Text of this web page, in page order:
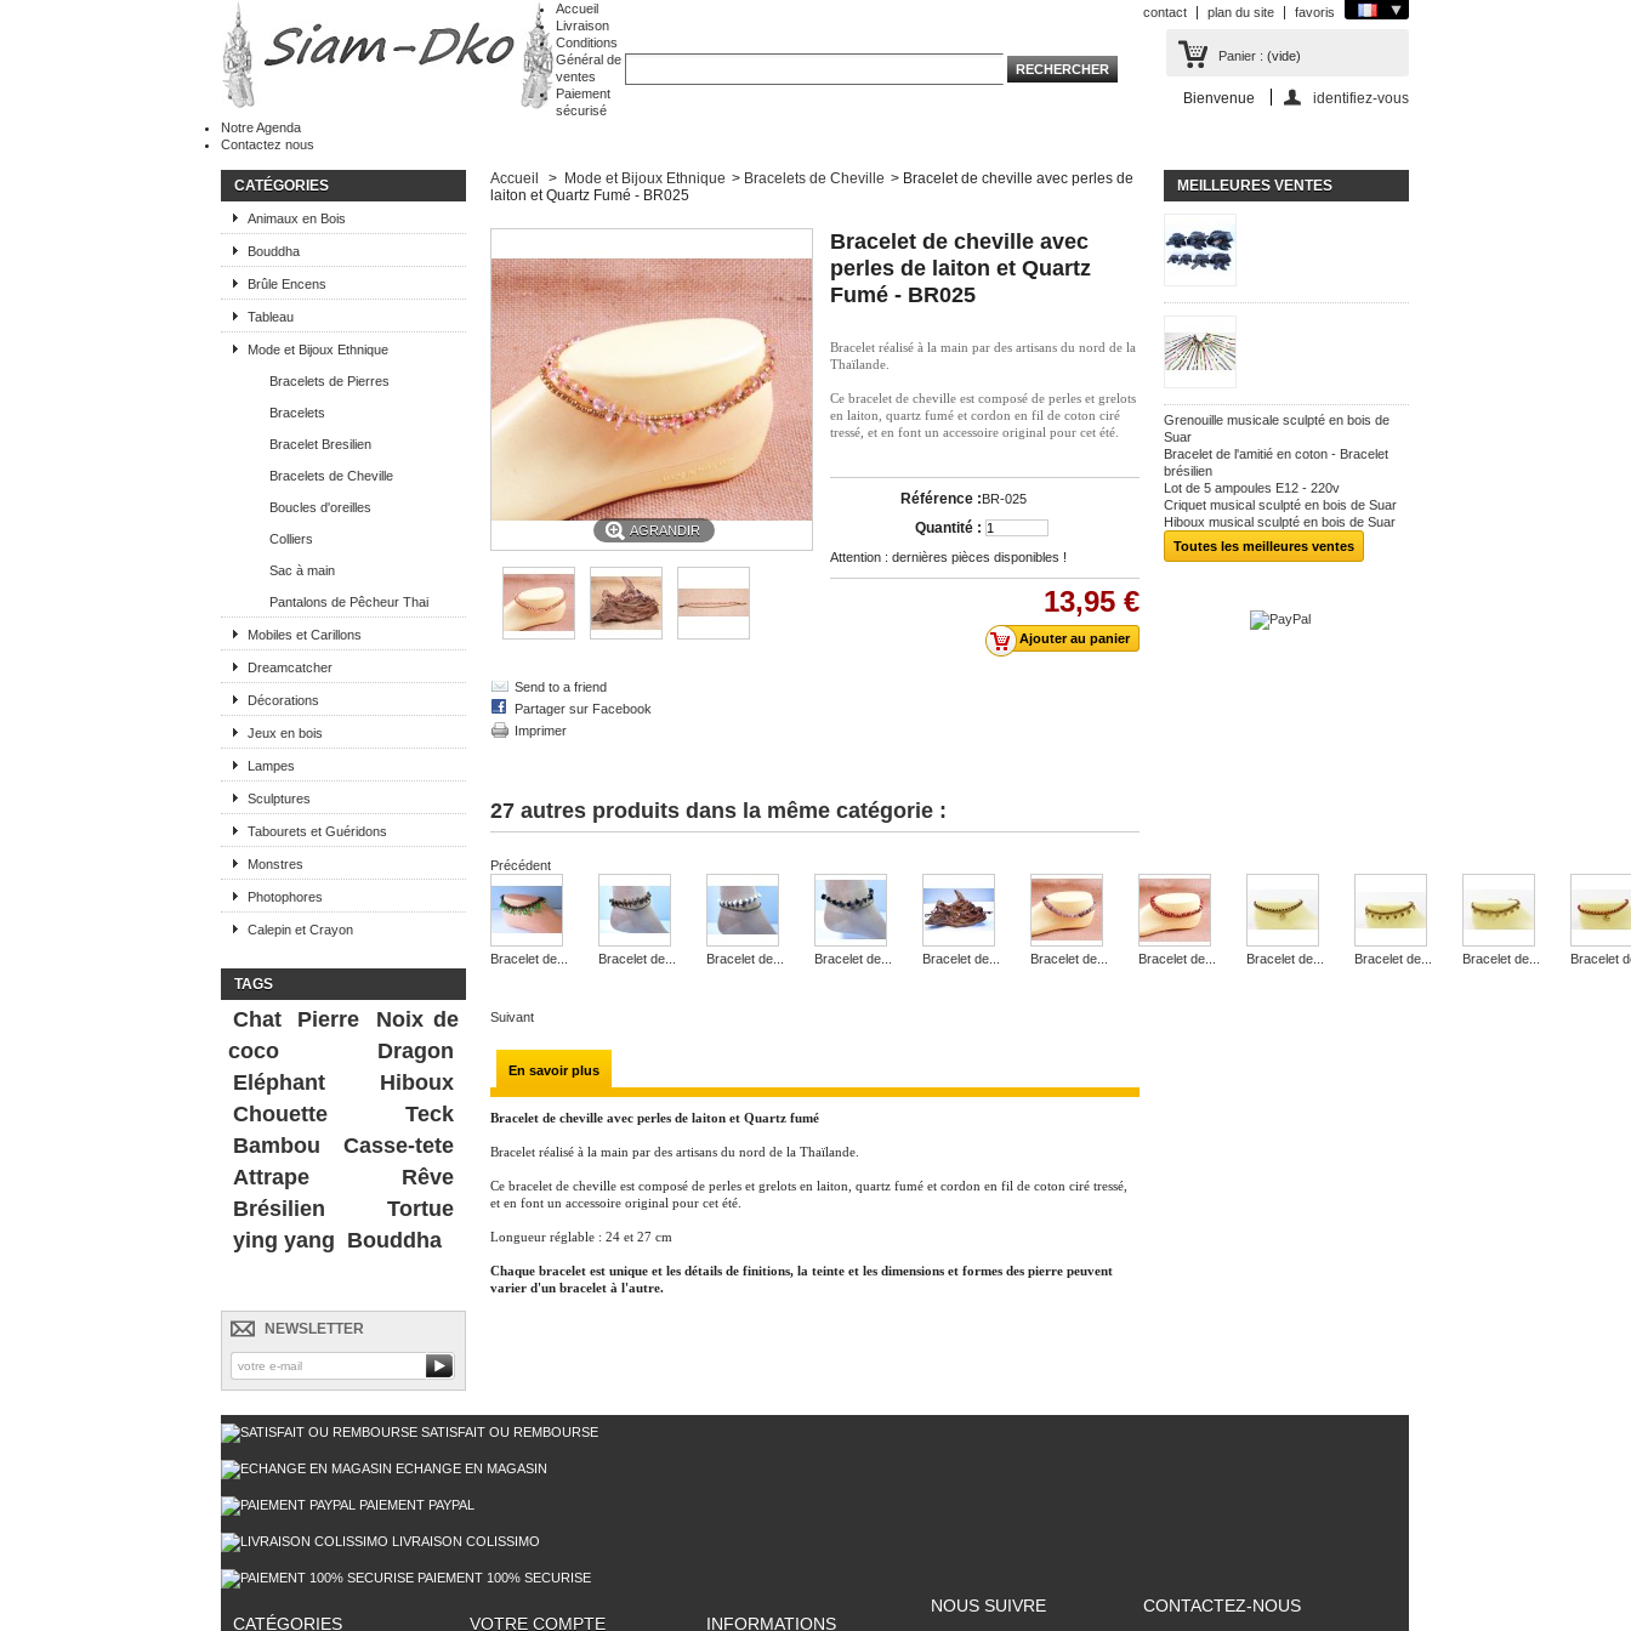
contact plan du site favoris
Panier : (vide)
Bienvenue identifiez-vous
Accueil
Livraison
Conditions
Général de
ventes
Paiement
sécurisé
Notre Agenda
Contactez nous
CATÉGORIES
Animaux en Bois
Bouddha
Brûle Encens
Tableau
Mode et Bijoux Ethnique
Bracelets de Pierres
Bracelets
Bracelet Bresilien
Bracelets de Cheville
Boucles d'oreilles
Colliers
Sac à main
Pantalons de Pêcheur Thai
Mobiles et Carillons
Dreamcatcher
Décorations
Jeux en bois
Lampes
Sculptures
Tabourets et Guéridons
Monstres
Photophores
Calepin et Crayon
TAGS
Chat Pierre
Noix de
coco
Dragon
Eléphant
Hiboux
Chouette
Teck
Bambou
Casse-tete
Attrape Rêve
Brésilien
Tortue
ying yang Bouddha
NEWSLETTER
Accueil > Mode et Bijoux Ethnique > Bracelets de Cheville > Bracelet de cheville avec perles de
laiton et Quartz Fumé - BR025
AGRANDIR
Send to a friend
Partager sur Facebook
Imprimer
Bracelet de cheville avec
perles de laiton et Quartz
Fumé - BR025
Bracelet réalisé à la main par des artisans du nord de la
Thaïlande.
Ce bracelet de cheville est composé de perles et grelots
en laiton, quartz fumé et cordon en fil de coton ciré
tressé, et en font un accessoire original pour cet été.
Référence :BR-025
Quantité :
Attention : dernières pièces disponibles !
13,95 €
27 autres produits dans la même catégorie :
Précédent
Bracelet de... Bracelet de... Bracelet de... Bracelet de... Bracelet de... Bracelet de... Bracelet de... Bracelet de... Bracelet de... Bracelet de... Bracelet
Suivant
En savoir plus
Bracelet de cheville avec perles de laiton et Quartz fumé
Bracelet réalisé à la main par des artisans du nord de la Thaïlande.
Ce bracelet de cheville est composé de perles et grelots en laiton, quartz fumé et cordon en fil de coton ciré tressé,
et en font un accessoire original pour cet été.
Longueur réglable : 24 et 27 cm
Chaque bracelet est unique et les détails de finitions, la teinte et les dimensions et formes des pierre peuvent
varier d'un bracelet à l'autre.
MEILLEURES VENTES
Grenouille musicale sculpté en bois de
Suar
Bracelet de l'amitié en coton - Bracelet
brésilien
Lot de 5 ampoules E12 - 220v
Criquet musical sculpté en bois de Suar
Hiboux musical sculpté en bois de Suar
Toutes les meilleures ventes
SATISFAIT OU REMBOURSE
ECHANGE EN MAGASIN
PAIEMENT PAYPAL
LIVRAISON COLISSIMO
PAIEMENT 100% SECURISE
CATÉGORIES VOTRE COMPTE INFORMATIONS
NOUS SUIVRE CONTACTEZ-NOUS